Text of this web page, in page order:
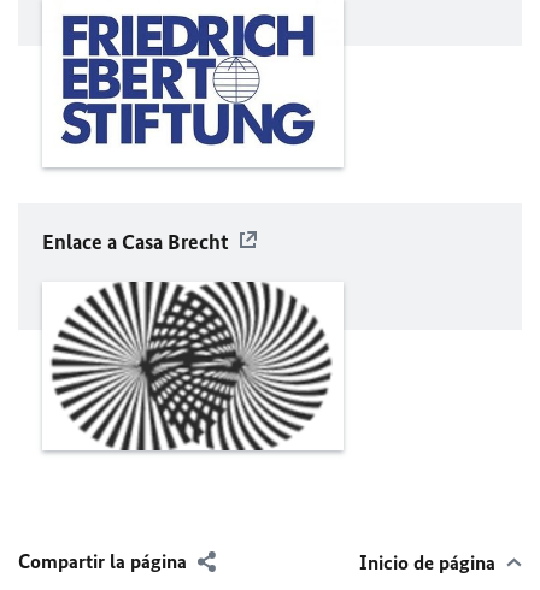
Enlace a Casa Brecht
Compartir la página Inicio de página